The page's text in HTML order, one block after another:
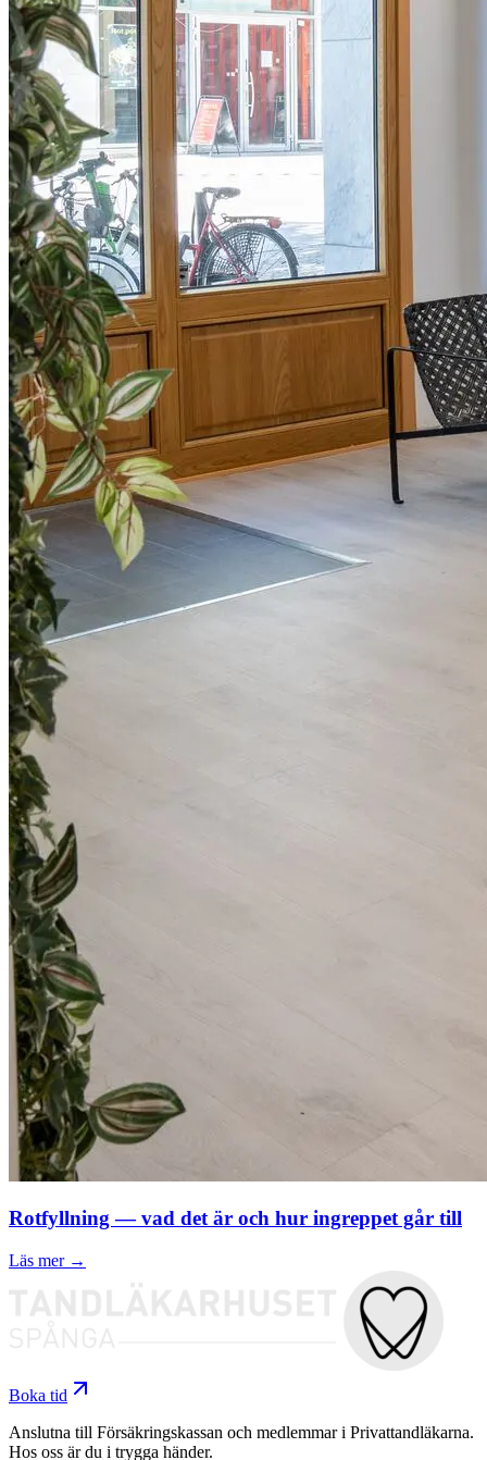
Rotfyllning — vad det är och hur ingreppet går till
Läs mer →
Boka tid
Anslutna till Försäkringskassan och medlemmar i Privattandläkarna.
Hos oss är du i trygga händer.